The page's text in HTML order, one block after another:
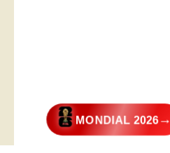
MONDIAL 2026→